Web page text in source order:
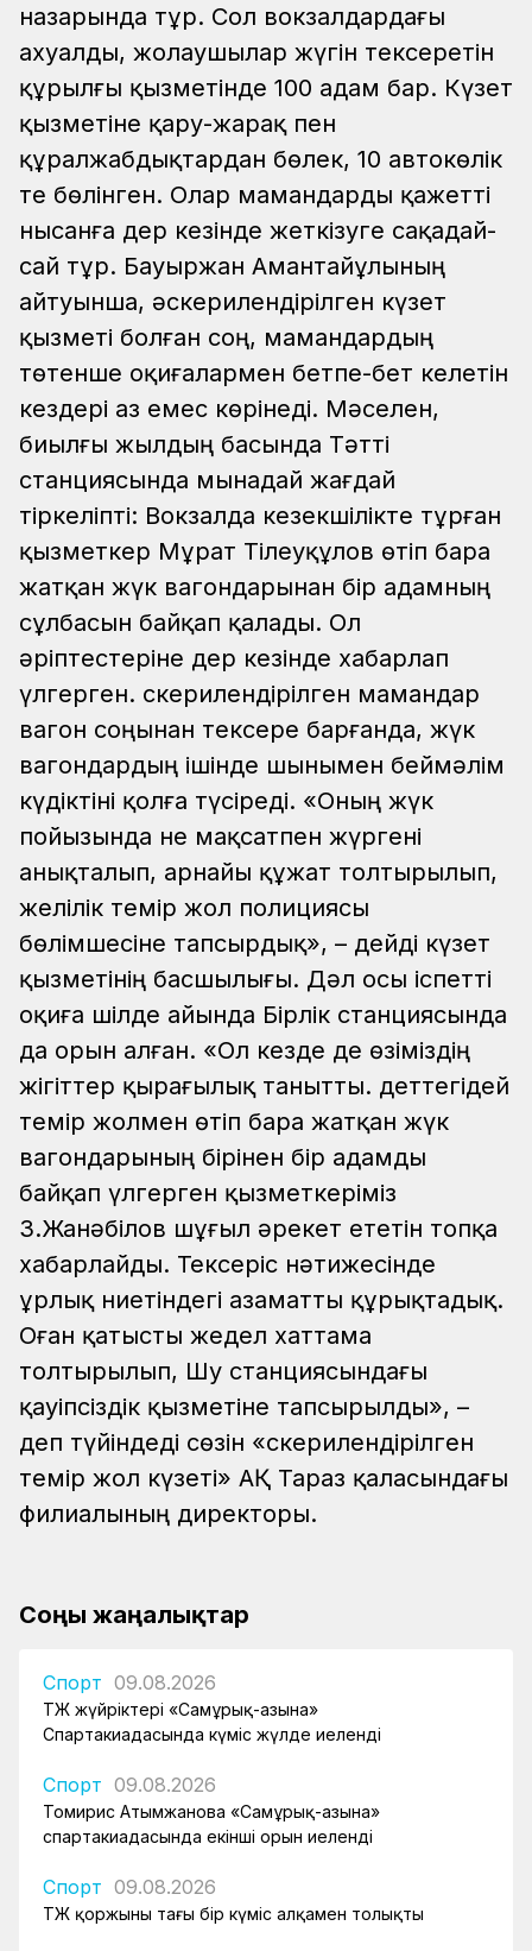
назарында тұр. Сол вокзалдардағы
ахуалды, жолаушылар жүгін тексеретін
құрылғы қызметінде 100 адам бар. Күзет
қызметіне қару-жарақ пен
құралжабдықтардан бөлек, 10 автокөлік
те бөлінген. Олар мамандарды қажетті
нысанға дер кезінде жеткізуге сақадай-
сай тұр. Бауыржан Амантайұлының
айтуынша, әскерилендірілген күзет
қызметі болған соң, мамандардың
төтенше оқиғалармен бетпе-бет келетін
кездері аз емес көрінеді. Мәселен,
биылғы жылдың басында Тәтті
станциясында мынадай жағдай
тіркеліпті: Вокзалда кезекшілікте тұрған
қызметкер Мұрат Тілеуқұлов өтіп бара
жатқан жүк вагондарынан бір адамның
сұлбасын байқап қалады. Ол
әріптестеріне дер кезінде хабарлап
үлгерген. Әскерилендірілген мамандар
вагон соңынан тексере барғанда, жүк
вагондардың ішінде шынымен беймәлім
күдіктіні қолға түсіреді. «Оның жүк
пойызында не мақсатпен жүргені
анықталып, арнайы құжат толтырылып,
желілік темір жол полициясы
бөлімшесіне тапсырдық», – дейді күзет
қызметінің басшылығы. Дәл осы іспетті
оқиға шілде айында Бірлік станциясында
да орын алған. «Ол кезде де өзіміздің
жігіттер қырағылық танытты. Әдеттегідей
темір жолмен өтіп бара жатқан жүк
вагондарының бірінен бір адамды
байқап үлгерген қызметкеріміз
З.Жанәбілов шұғыл әрекет ететін топқа
хабарлайды. Тексеріс нәтижесінде
ұрлық ниетіндегі азаматты құрықтадық.
Оған қатысты жедел хаттама
толтырылып, Шу станциясындағы
қауіпсіздік қызметіне тапсырылды», –
деп түйіндеді сөзін «Әскерилендірілген
темір жол күзеті» АҚ Тараз қаласындағы
филиалының директоры.
Соңғы жаңалықтар
Спорт 09.08.2026
ҚТЖ жүйріктері «Самұрық-Қазына»
Спартакиадасында күміс жүлде иеленді
Спорт 09.08.2026
Томирис Атымжанова «Самұрық-Қазына»
спартакиадасында екінші орын иеленді
Спорт 09.08.2026
ҚТЖ қоржыны тағы бір күміс алқамен толықты